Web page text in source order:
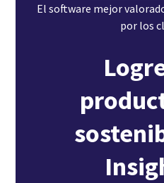
El software mejor
por los